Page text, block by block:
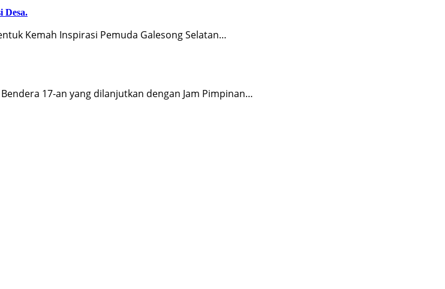
Desa.
Kemah Inspirasi Pemuda Galesong Selatan…
Bendera 17-an yang dilanjutkan dengan Jam Pimpinan…